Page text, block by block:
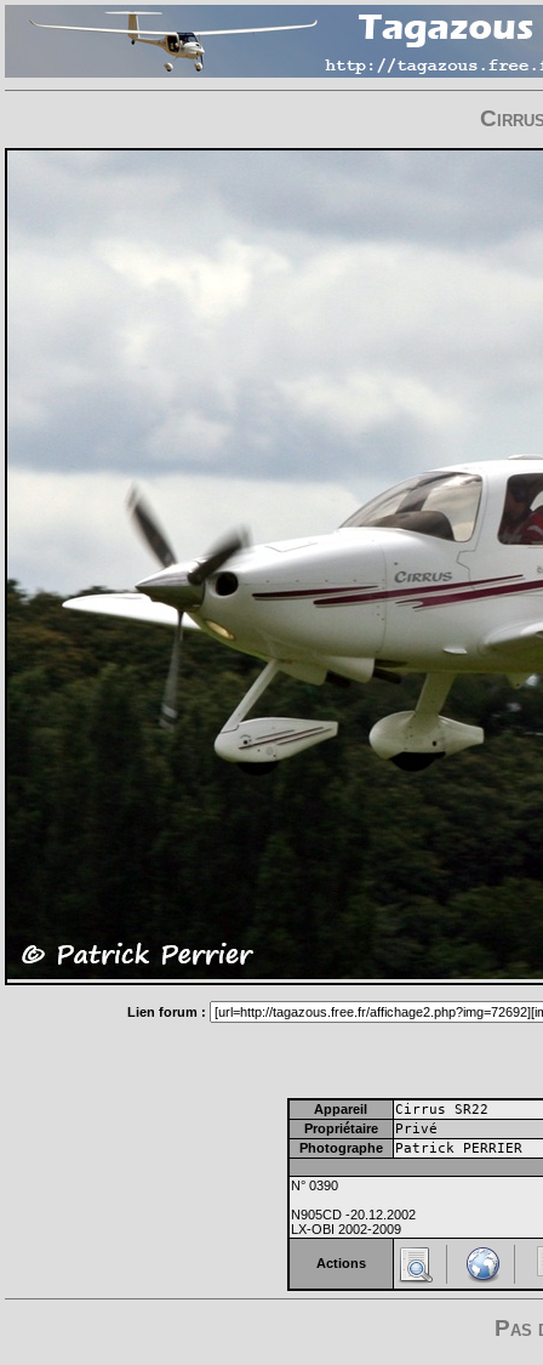
Lien forum :
Appareil Cirrus SR22
Propriétaire Privé
Photographe Patrick PERRIER
N° 0390
N905CD -20.12.2002
LX-OBI 2002-2009
Actions
Pas